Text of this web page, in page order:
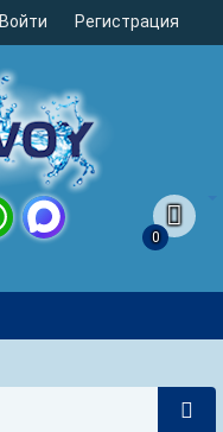
Войти Регистрация
0